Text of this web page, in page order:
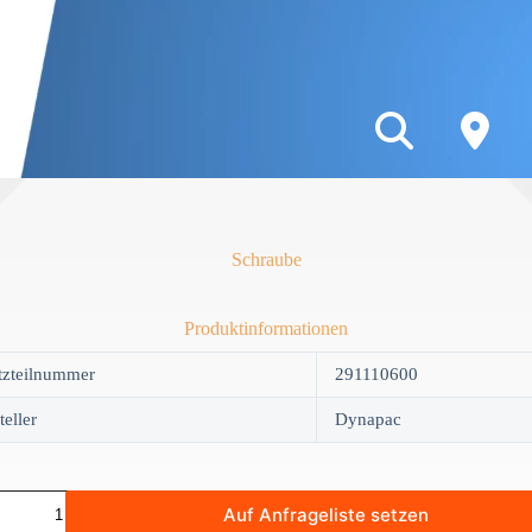
Schraube
Produktinformationen
291110600
Dynapac
Auf Anfrageliste setzen